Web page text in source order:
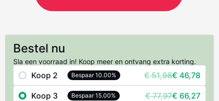
Bestel nu
Sla een voorraad in! Koop meer en ontvang extra korting.
Koop 2 Bespaar 10.00% €51,98€ 46,78
Koop 3 Bespaar 15.00% €77,97€ 66,27